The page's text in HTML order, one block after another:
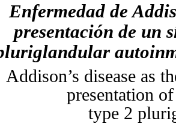
Enfermedad de
presentación de un
Addison’s disease as
presentation
type 2